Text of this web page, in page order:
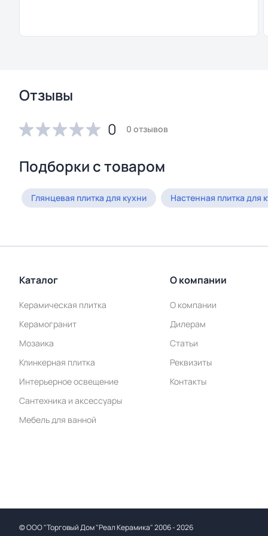
Отзывы
0
0 отзывов
Подборки с товаром
Глянцевая плитка для кухни Настенная плитка для
Каталог
Керамическая плитка
Керамогранит
Мозаика
Клинкерная плитка
Интерьерное освещение
Сантехника и аксессуары
Мебель для ванной
О компании
О компании
Дилерам
Статьи
Реквизиты
Контакты
©ООО "Торговый Дом "Реал Керамика"2006 - 2026